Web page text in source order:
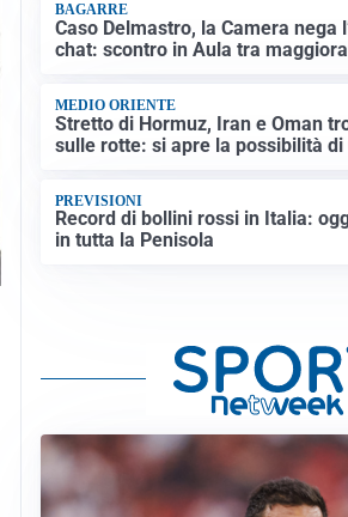
BAGARRE
Caso Delmastro, la Camera nega
chat: scontro in Aula tra
MEDIO ORIENTE
Stretto di Hormuz, Iran e Oman
sulle rotte: si apre la possibilità di
PREVISIONI
Record di bollini rossi in Italia:
in tutta la Penisola